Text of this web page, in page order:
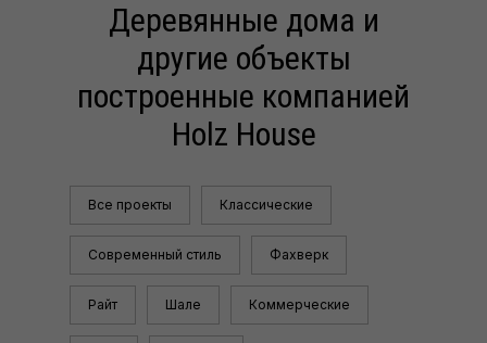
Деревянные дома и
другие объекты
построенные компанией
Holz House
Все проекты Классические
Современный стиль Фахверк
Райт Шале Коммерческие